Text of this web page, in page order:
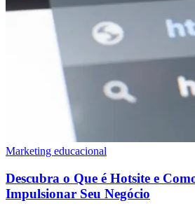
Marketing educacional
Descubra o Que é Hotsite e
Impulsionar Seu Negócio